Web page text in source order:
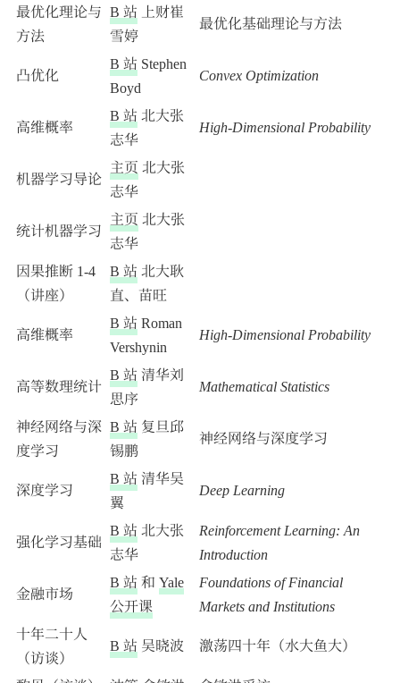
最优化理论与
方法
B 站 上财崔
雪婷
最优化基础理论与方法
凸优化
B 站 Stephen
Boyd
Convex Optimization
高维概率
B 站 北大张
志华
High-Dimensional Probability
机器学习导论
主页 北大张
志华
统计机器学习
主页 北大张
志华
因果推断 1-4
（讲座）
B 站 北大耿
直、苗旺
高维概率
B 站 Roman
Vershynin
High-Dimensional Probability
高等数理统计
B 站 清华刘
思序
Mathematical Statistics
神经网络与深
度学习
B 站 复旦邱
锡鹏
神经网络与深度学习
深度学习
B 站 清华吴
翼
Deep Learning
强化学习基础
B 站 北大张
志华
Reinforcement Learning: An
Introduction
金融市场
B 站 和 Yale
公开课
Foundations of Financial
Markets and Institutions
十年二十人
（访谈）
B 站 吴晓波
激荡四十年（水大鱼大）